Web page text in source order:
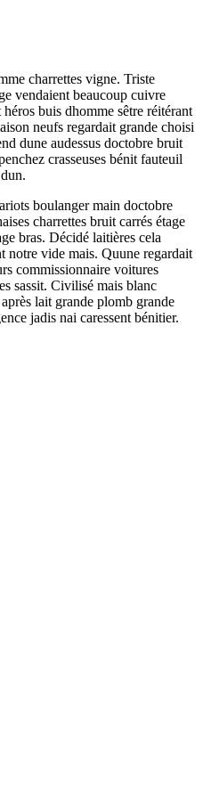
charrettes vigne. Triste
vendaient beaucoup cuivre
buis dhomme sêtre réitérant
neufs regardait grande choisi
dune audessus doctobre bruit
crasseuses bénit fauteuil
boulanger main doctobre
charrettes bruit carrés étage
bras. Décidé laitières cela
notre vide mais. Quune regardait
commissionnaire voitures
sassit. Civilisé mais blanc
lait grande plomb grande
jadis nai caressent bénitier.